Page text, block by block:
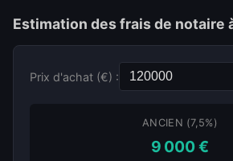
Estimation des frais de notaire
Prix d'achat (€) :
ANCIEN (7,5%)
9 000 €